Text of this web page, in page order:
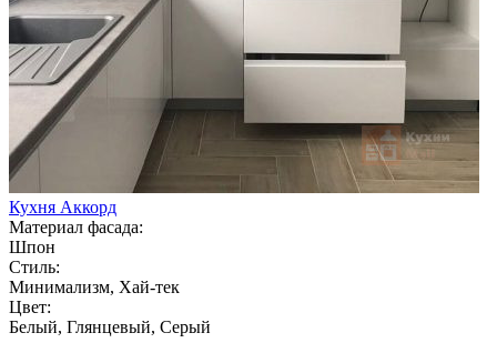
Кухня Аккорд
Материал фасада:
Шпон
Стиль:
Минимализм, Хай-тек
Цвет:
Белый, Глянцевый, Серый